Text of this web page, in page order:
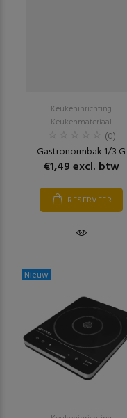
Keukeninrichting
Keukenmateriaal
(0)
Gastronormbak 1/3 G
€1,49 excl. btw
RESERVEER
Nieuw